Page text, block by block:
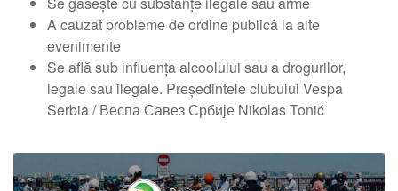
A cauzat probleme de ordine publică la alte
evenimente
Se află sub influența alcoolului sau a drogurilor,
legale sau ilegale. Președintele clubului Vespa
Serbia / Веспа Савез Србије Nikolas Tonić